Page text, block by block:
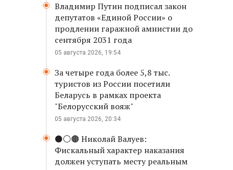
Владимир Путин подписал закон
депутатов «Единой России» о
продлении гаражной амнистии до
сентября 2031 года
05 августа 2026, 19:54
За четыре года более 5,8 тыс.
туристов из России посетили
Беларусь в рамках проекта
"Белорусский вояж"
05 августа 2026, 20:34
⚫️⚪️🟤 Николай Валуев:
Фискальный характер наказания
должен уступать месту реальным